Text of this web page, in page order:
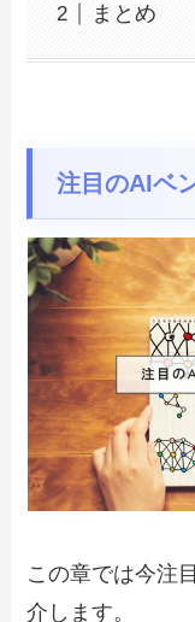
まとめ
注目のAIベ
この章では今注
介します。